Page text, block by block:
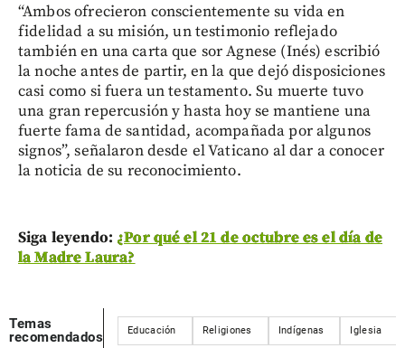
“Ambos ofrecieron conscientemente su vida en
fidelidad a su misión, un testimonio reflejado
también en una carta que sor Agnese (Inés) escribió
la noche antes de partir, en la que dejó disposiciones
casi como si fuera un testamento. Su muerte tuvo
una gran repercusión y hasta hoy se mantiene una
fuerte fama de santidad, acompañada por algunos
signos”, señalaron desde el Vaticano al dar a conocer
la noticia de su reconocimiento.
Siga leyendo: ¿Por qué el 21 de octubre es el día de
la Madre Laura?
Temas
recomendados
Educación Religiones Indígenas Iglesia